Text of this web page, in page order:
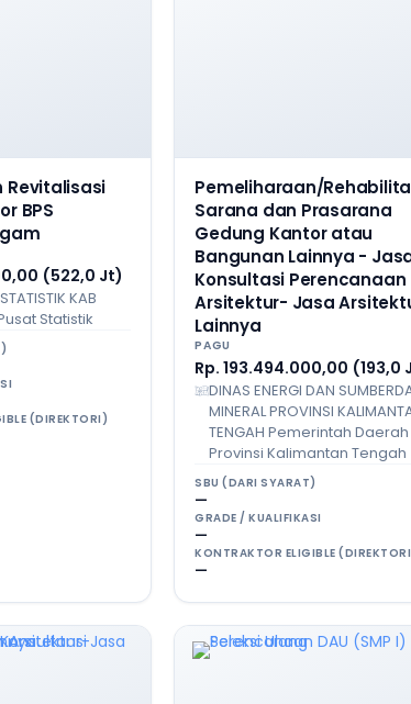
Revitalisasi
BPS
(522,0 Jt)
KAB
Statistik
(DIREKTORI)
Pemeliharaan/
Sarana dan Prasarana
Gedung Kantor atau
Bangunan Lainnya -
Konsultasi Perencanaan
Arsitektur- Jasa
Lainnya
PAGU
Rp. 193.494.000,00 (193,0
DINAS ENERGI DAN
MINERAL PROVINSI
TENGAH Pemerintah Daerah
Provinsi Kalimantan Tengah
SBU (DARI SYARAT)
—
GRADE / KUALIFIKASI
—
KONTRAKTOR ELIGIBLE
—